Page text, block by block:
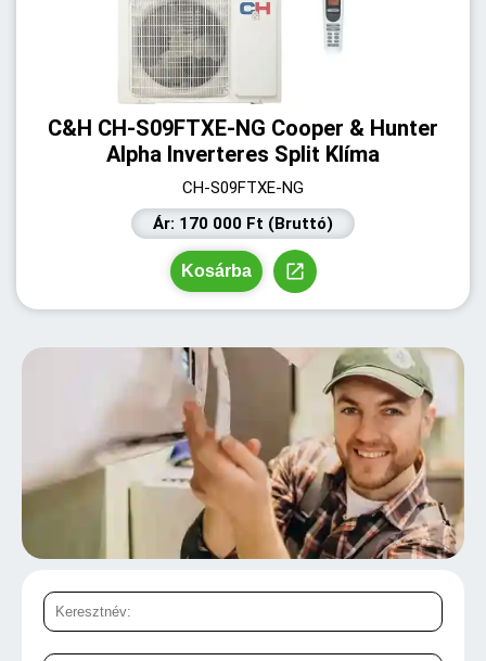
C&H CH-S09FTXE-NG Cooper & Hunter
Alpha Inverteres Split Klíma
CH-S09FTXE-NG
Ár: 170 000 Ft (Bruttó)
Kosárba